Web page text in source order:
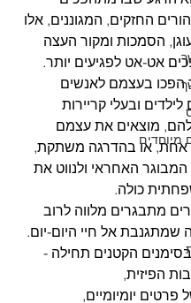
מיוחדים
החזקים, המגוננים, אלו
הסמכות ומקור העצה
אט-אט לפגיעים יותר.
הפכו בעצמם לאנשים
לילדים ובעלי קריירות
מוצאים את עצמם
אחת, או בהדרגה משתקת,
המבוגר האחראי ולנווט את
כולה.
מתבגרים מלווה לרוב
אל חיי היום-יום.
הקטנים תחילה -
יומיומיים,